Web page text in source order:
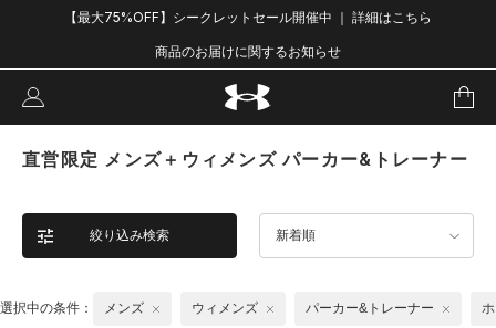
【最大75%OFF】シークレットセール開催中 ｜ 詳細はこちら
商品のお届けに関するお知らせ
直営限定 メンズ＋ウィメンズ パーカー&トレーナー
絞り込み検索 新着順
選択中の条件： メンズ ウィメンズ パーカー&トレーナー